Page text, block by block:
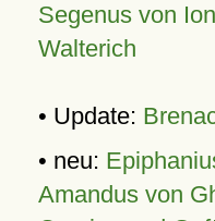
Segenus von
Walterich
• Update:
• neu:
Amandus von